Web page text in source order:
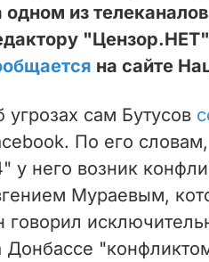
одном из
на сайте
угрозах сам Бутусов
По его
у него возник
Мураевым,
говорил
Донбассе